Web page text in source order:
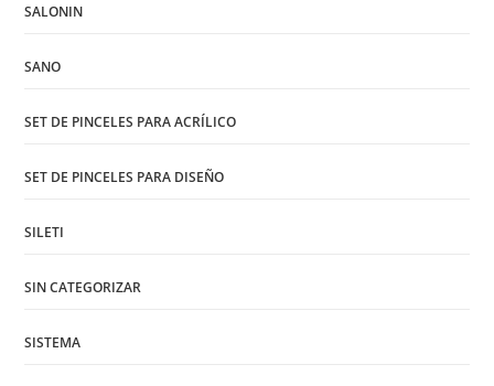
SALONIN
SANO
SET DE PINCELES PARA ACRÍLICO
SET DE PINCELES PARA DISEÑO
SILETI
SIN CATEGORIZAR
SISTEMA